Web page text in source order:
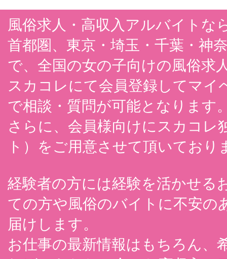
風俗求人・高収入アルバイト
首都圏、東京・埼玉・千葉・神
で、全国の女の子向けの風俗求
スカコレにて会員登録してマイ
で相談・質問が可能となります
さらに、会員様向けにスカコレ
ト）をご用意させて頂いており
経験者の方には経験を活かせる
ての方や風俗のバイトに不安の
届けします。
お仕事の最新情報はもちろん、